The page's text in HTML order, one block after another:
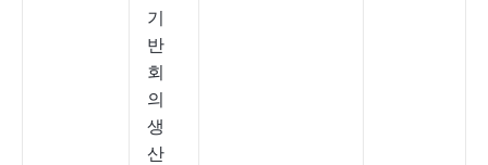
기
반
회
의
생
산